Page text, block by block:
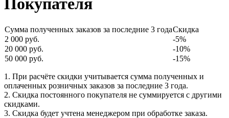
Покупателя
Сумма полученных заказов за последние 3 годаСкидка
2 000 руб.
-5%
20 000 руб.
-10%
50 000 руб.
-15%
1. При расчёте скидки учитывается сумма полученных и
оплаченных розничных заказов за последние 3 года.
2. Скидка постоянного покупателя не суммируется с другими
скидками.
3. Скидка будет учтена менеджером при обработке заказа.